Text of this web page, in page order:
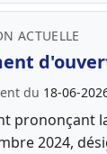
ACTUELLE
du 18-06-
prononçant
2024,